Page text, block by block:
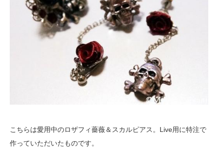
こちらは愛用中のロザフィ薔薇＆スカルピアス。Live用に特注で
作っていただいたものです。